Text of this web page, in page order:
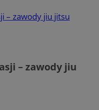
– zawody jiu jitsu
– zawody jiu